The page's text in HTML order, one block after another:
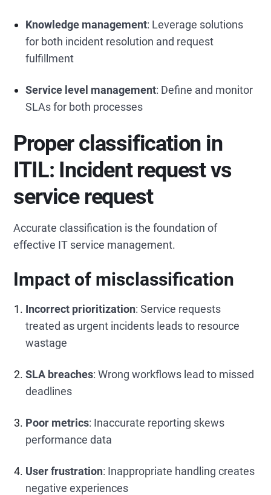
Knowledge management: Leverage solutions
for both incident resolution and request
fulfillment
Service level management: Define and monitor
SLAs for both processes
Proper classification in
ITIL: Incident request vs
service request
Accurate classification is the foundation of
effective IT service management.
Impact of misclassification
Incorrect prioritization: Service requests
treated as urgent incidents leads to resource
wastage
SLA breaches: Wrong workflows lead to missed
deadlines
Poor metrics: Inaccurate reporting skews
performance data
User frustration: Inappropriate handling creates
negative experiences